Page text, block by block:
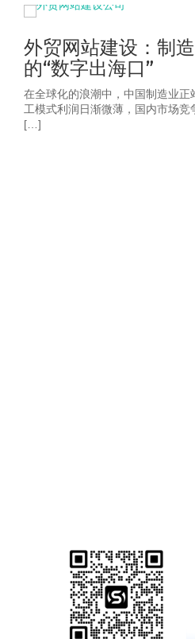
外贸网站建设：制
的“数字出海口”
在全球化的浪潮中，中国制造业
工模式利润日渐微薄，国内市场竞
[…]